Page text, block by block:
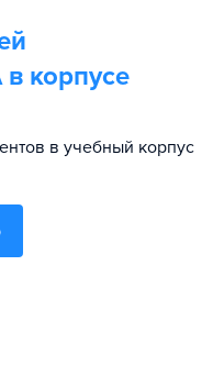
корпусе
в учебный корпус